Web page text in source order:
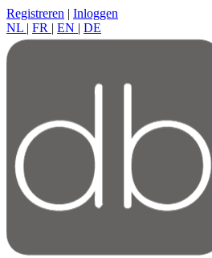
Registreren | Inloggen
NL | FR | EN | DE